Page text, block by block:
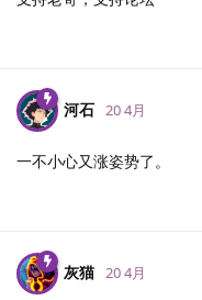
河石 20 4月
一不小心又涨姿势了。
灰猫 20 4月